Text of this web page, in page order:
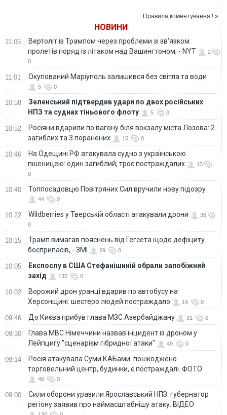
збираються через
в аеропорту
Лейпцига
Правила коментування ! »
НОВИНИ
11:05
Вертоліт із Трампом через проблеми зі зв'язком
пролетів поряд із літаком над Вашингтоном, - NYT
2
0
11:01 Окупований Маріуполь залишився без світла та води
5 0
10:58
Зеленський підтвердив удари по двох російських
НПЗ та суднах тіньового флоту
5 0
10:52
Росіяни вдарили по вагону біля вокзалу міста Лозова: 2
загиблих та 3 поранених
15 0
10:46
На Одещині РФ атакувала судно з українською
пшеницею: один загиблий, троє постраждалих
13
0
10:40 Топпосадовцю Повітряних Сил вручили нову підозру
44 0
10:22 Wildberries у Тверській області атакували дрони
36
0
10:15
Трамп вимагав пояснень від Гегсета щодо дефіциту
боєприпасів, - ЗМІ
69 0
10:05
Експослу в США Стефанішиній обрали запобіжний
захід
135 0
10:02
Ворожий дрон уранці вдарив по автобусу на
Херсонщині: шестеро людей постраждало
19 0
09:46 До Києва прибув глава МЗС Азербайджану 31 0
09:30
Глава МВС Німеччини назвав інцидент із дроном у
Лейпцигу "сценарієм гібридної атаки"
49 0
09:14
Росія атакувала Суми КАБами: пошкоджено
торговельний центр, будинки, є постраждалі. ФОТО
49 0
09:00
Сили оборони уразили Ярославський НПЗ: губернатор
регіону заявив про наймасштабнішу атаку. ВІДЕО